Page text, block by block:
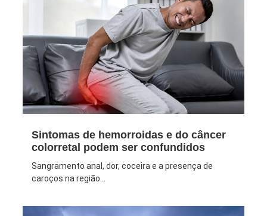
Sintomas de hemorroidas e do câncer
colorretal podem ser confundidos
Sangramento anal, dor, coceira e a presença de
caroços na região...